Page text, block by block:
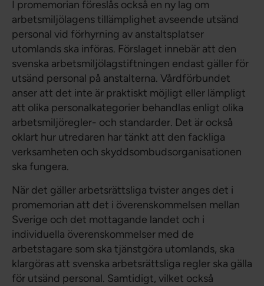
I promemorian föreslås också en ny lag om
arbetsmiljölagens tillämplighet avseende utsänd
personal vid förhyrning av anstaltsplatser
utomlands ska införas. Förslaget innebär att den
svenska arbetsmiljölagstiftningen endast gäller för
utsänd personal på anstalterna. Vårdförbundet
anser att det inte är praktiskt möjligt eller lämpligt
att olika personalkategorier behandlas enligt olika
arbetsmiljöregler- och standarder. Det är också
oklart hur utredaren har tänkt att den fackliga
verksamheten och skyddsombudsorganisationen
ska fungera.
När det gäller arbetsrättsliga tvister anges det i
promemorian att det i överenskommelsen mellan
Sverige och det mottagande landet och i
individuella överenskommelser med de
arbetstagare som ska tjänstgöra utomlands, ska
klargöras att svenska arbetsrättsliga regler ska gälla
för utsänd personal. Samtidigt, vilket också